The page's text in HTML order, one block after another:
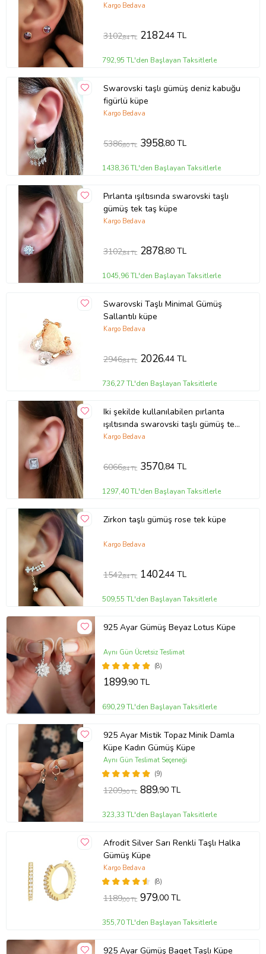
Kargo Bedava
3102,84 TL 2182,44 TL
792,95 TL'den Başlayan Taksitlerle
Swarovski taşlı gümüş deniz kabuğu
figürlü küpe
Kargo Bedava
5386,80 TL 3958,80 TL
1438,36 TL'den Başlayan Taksitlerle
Pırlanta ışıltısında swarovski taşlı
gümüş tek taş küpe
Kargo Bedava
3102,84 TL 2878,80 TL
1045,96 TL'den Başlayan Taksitlerle
Swarovski Taşlı Minimal Gümüş
Sallantılı küpe
Kargo Bedava
2946,84 TL 2026,44 TL
736,27 TL'den Başlayan Taksitlerle
Iki şekilde kullanılabilen pırlanta
ışıltısında swarovski taşlı gümüş tek
taş küpe
Kargo Bedava
6066,84 TL 3570,84 TL
1297,40 TL'den Başlayan Taksitlerle
Zirkon taşlı gümüş rose tek küpe
Kargo Bedava
1542,84 TL 1402,44 TL
509,55 TL'den Başlayan Taksitlerle
925 Ayar Gümüş Beyaz Lotus Küpe
(8)
Aynı Gün Ücretsiz Teslimat
1899,90 TL
690,29 TL'den Başlayan Taksitlerle
925 Ayar Mistik Topaz Minik Damla
Küpe Kadın Gümüş Küpe
(9)
Aynı Gün Teslimat Seçeneği
1209,90 TL 889,90 TL
323,33 TL'den Başlayan Taksitlerle
Afrodit Silver Sarı Renkli Taşlı Halka
Gümüş Küpe
(8)
Kargo Bedava
1189,00 TL 979,00 TL
355,70 TL'den Başlayan Taksitlerle
925 Ayar Gümüş Baget Taşlı Küpe